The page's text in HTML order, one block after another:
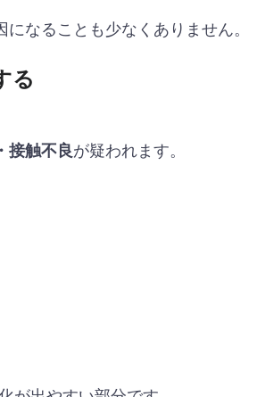
なることも少なくありません。
る
接触不良が疑われます。